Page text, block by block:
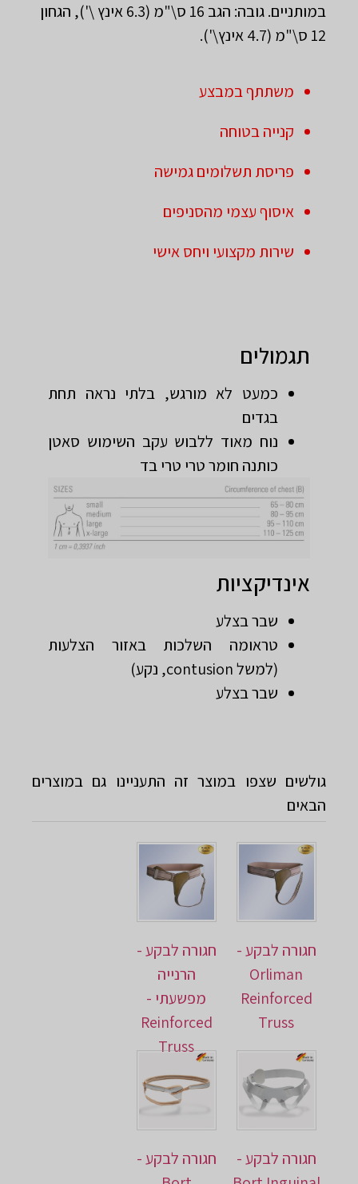
במותניים. גובה: הגב 16 ס\"מ (6.3 אינץ \'), הגחון
12 ס\"מ (4.7 אינץ\').
משתתף במבצע
קנייה בטוחה
פריסת תשלומים גמישה
איסוף עצמי מהסניפים
שירות מקצועי ויחס אישי
תגמולים
כמעט לא מורגש, בלתי נראה תחת
בגדים
נוח מאוד ללבוש עקב השימוש סאטן
כותנה חומר טרי טרי בד
אינדיקציות
שבר בצלע
טראומה השלכות באזור הצלעות
(למשל contusion, נקע)
שבר בצלע
גולשים שצפו במוצר זה התעניינו גם במוצרים
הבאים
חגורה לבקע -
Orliman
Reinforced
Truss
חגורה לבקע -
הרנייה
מפשעתי -
Reinforced
Truss
חגורה לבקע -
חגורה לבקע -